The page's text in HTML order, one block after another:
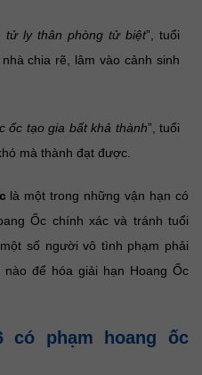
tử ly thân phòng tử biệt”, tuổi
chia rẽ, lâm vào cảnh sinh
ốc tạo gia bất khả thành”, tuổi
mà thành đạt được.
là một trong những vận hạn có
Ốc chính xác và tránh tuổi
số người vô tình phạm phải
để hóa giải hạn Hoang Ốc
có phạm hoang ốc